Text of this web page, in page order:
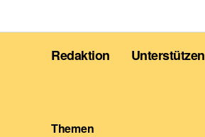
Redaktion Unterstützen
Themen